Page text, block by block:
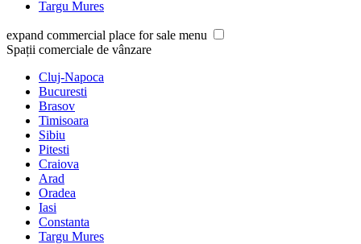
Targu Mures
expand commercial place for sale menu
Spații comerciale de vânzare
Cluj-Napoca
Bucuresti
Brasov
Timisoara
Sibiu
Pitesti
Craiova
Arad
Oradea
Iasi
Constanta
Targu Mures